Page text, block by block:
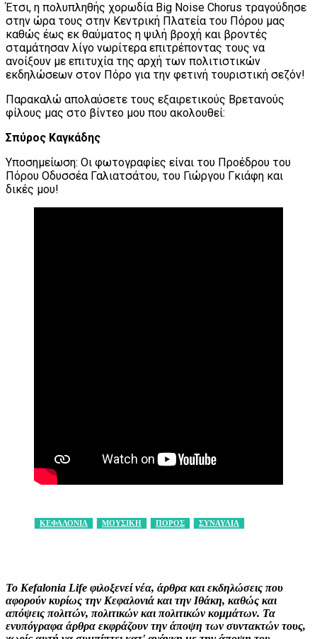
Έτσι, η πολυπληθής χορωδία Big Noise Chorus τραγούδησε
στην ώρα τους στην Κεντρική Πλατεία του Πόρου μας
καθώς έως εκ θαύματος η ψιλή βροχή και βροντές
σταμάτησαν λίγο νωρίτερα επιτρέποντας τους να
ανοίξουν με επιτυχία της αρχή των πολιτιστικών
εκδηλώσεων στον Πόρο για την φετινή τουριστική σεζόν!
Παρακαλώ απολαύσετε τους εξαιρετικούς Βρετανούς
φίλους μας στο βίντεο μου που ακολουθεί:
Σπύρος Καγκάδης
Υποσημείωση: Οι φωτογραφίες είναι του Προέδρου του
Πόρου Οδυσσέα Γαλιατσάτου, του Γιώργου Γκιάφη και
δικές μου!
ΚΕΦΑΛΟΝΙΑ ΜΟΥΣΙΚΗ ΠΟΡΟΣ ΣΥΝΑΥΛΙΑ
Το Kefalonia Life φιλοξενεί νέα, άρθρα και εκδηλώσεις που
αφορούν κυρίως την Κεφαλονιά και την Ιθάκη, καθώς και
απόψεις πολιτών, πολιτικών και πολιτικών κομμάτων. Τα
ενυπόγραφα άρθρα εκφράζουν την άποψη των συντακτών τους,